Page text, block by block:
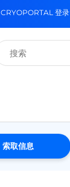
CRYOPORTAL 登录
搜
索：
索取信息